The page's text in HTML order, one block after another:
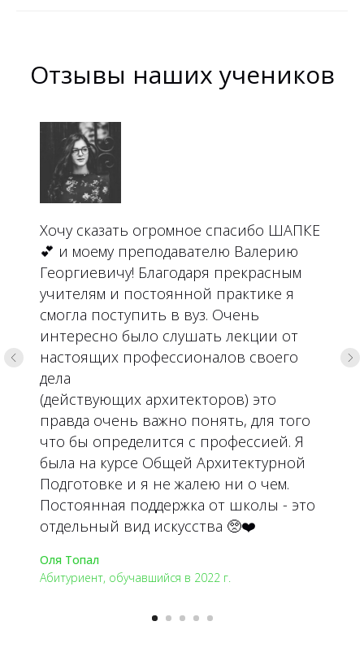
Отзывы наших учеников
Хочу сказать огромное спасибо ШАПКЕ
💕 и моему преподавателю Валерию
Георгиевичу! Благодаря прекрасным
учителям и постоянной практике я
смогла поступить в вуз. Очень
интересно было слушать лекции от
настоящих профессионалов своего
дела
(действующих архитекторов) это
правда очень важно понять, для того
что бы определится с профессией. Я
была на курсе Общей Архитектурной
Подготовке и я не жалею ни о чем.
Постоянная поддержка от школы - это
отдельный вид искусства 🥺❤️
Оля Топал
Абитуриент, обучавшийся в 2022 г.